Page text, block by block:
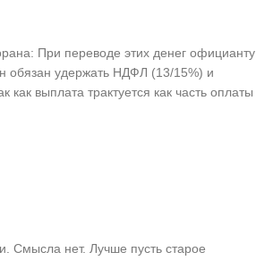
При переводе этих денег официанту
обязан удержать НДФЛ (13/15%) и
как выплата трактуется как часть оплаты
Смысла нет. Лучше пусть старое